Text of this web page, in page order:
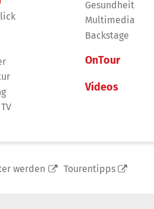
Gesundheit
Multimedia
Backstage
OnTour
Videos
werden Tourentipps